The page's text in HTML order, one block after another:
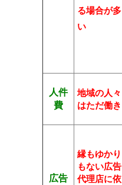
る場合が多
い
人件
費
地域の人々
はただ働き
広告
縁もゆかり
もない広告
代理店に依